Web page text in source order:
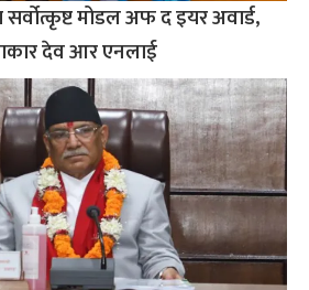
मोडल अफ द इयर अवार्ड,
देव आर एनलाई